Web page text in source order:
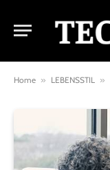
Home » LEBENSSTIL »